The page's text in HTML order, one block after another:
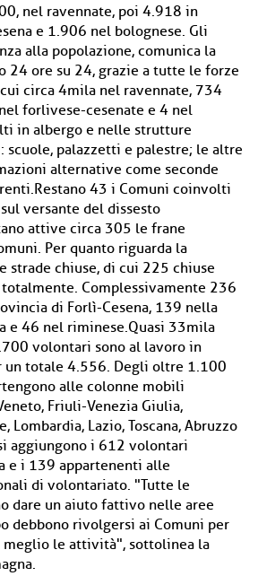
nel ravennate, poi 4.918 in
e 1.906 nel bolognese. Gli
alla popolazione, comunica la
24 ore su 24, grazie a tutte le forze
circa 4mila nel ravennate, 734
forlivese-cesenate e 4 nel
in albergo e nelle strutture
scuole, palazzetti e palestre; le altre
alternative come seconde
43 i Comuni coinvolti
versante del dissesto
attive circa 305 le frane
Per quanto riguarda la
strade chiuse, di cui 225 chiuse
Complessivamente 236
di Forlì-Cesena, 139 nella
e 46 nel riminese.Quasi 33mila
volontari sono al lavoro in
un totale 4.556. Degli oltre 1.100
alle colonne mobili
Friuli-Venezia Giulia,
Lombardia, Lazio, Toscana, Abruzzo
aggiungono i 612 volontari
e i 139 appartenenti alle
di volontariato. "Tutte le
dare un aiuto fattivo nelle aree
debbono rivolgersi ai Comuni per
meglio le attività", sottolinea la